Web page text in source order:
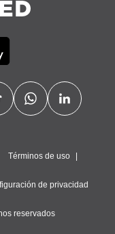
Términos de uso
de privacidad
reservados